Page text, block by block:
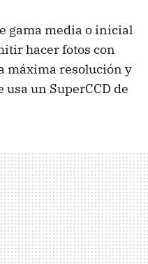
gama media o inicial
hacer fotos con
máxima resolución y
un SuperCCD de